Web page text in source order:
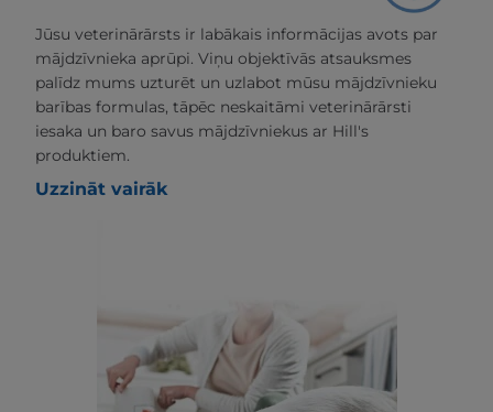
Jūsu veterinārārsts ir labākais informācijas avots par
mājdzīvnieka aprūpi. Viņu objektīvās atsauksmes
palīdz mums uzturēt un uzlabot mūsu mājdzīvnieku
barības formulas, tāpēc neskaitāmi veterinārārsti
iesaka un baro savus mājdzīvniekus ar Hill's
produktiem.
Uzzināt vairāk